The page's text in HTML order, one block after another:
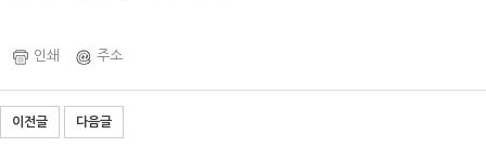
인쇄 주소
이전글 다음글